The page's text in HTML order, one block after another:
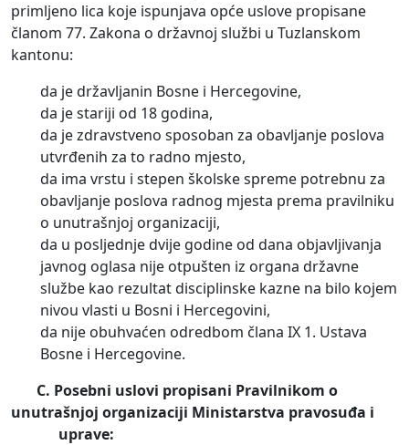
primljeno lica koje ispunjava opće uslove propisane
članom 77. Zakona o državnoj službi u Tuzlanskom
kantonu:
da je državljanin Bosne i Hercegovine,
da je stariji od 18 godina,
da je zdravstveno sposoban za obavljanje poslova
utvrđenih za to radno mjesto,
da ima vrstu i stepen školske spreme potrebnu za
obavljanje poslova radnog mjesta prema pravilniku
o unutrašnjoj organizaciji,
da u posljednje dvije godine od dana objavljivanja
javnog oglasa nije otpušten iz organa državne
službe kao rezultat disciplinske kazne na bilo kojem
nivou vlasti u Bosni i Hercegovini,
da nije obuhvaćen odredbom člana IX 1. Ustava
Bosne i Hercegovine.
C. Posebni uslovi propisani Pravilnikom o
unutrašnjoj organizaciji Ministarstva pravosuđa i
uprave: